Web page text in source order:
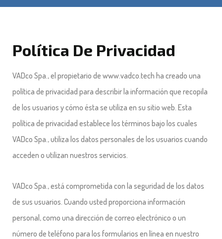
Política De Privacidad
VADco Spa., el propietario de www.vadco.tech ha creado una
política de privacidad para describir la información que recopila
de los usuarios y cómo ésta se utiliza en su sitio web. Esta
política de privacidad establece los términos bajo los cuales
VADco Spa., utiliza los datos personales de los usuarios cuando
acceden o utilizan nuestros servicios.
VADco Spa.,está comprometida con la seguridad de los datos
de sus usuarios. Cuando usted proporciona información
personal, como una dirección de correo electrónico o un
número de teléfono para los formularios en línea en nuestro